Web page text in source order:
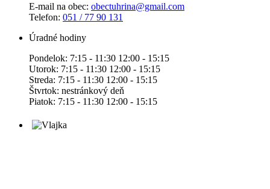
E-mail na obec: obectuhrina@gmail.com
Telefon: 051 / 77 90 131
Úradné hodiny
Pondelok: 7:15 - 11:30 12:00 - 15:15
Utorok: 7:15 - 11:30 12:00 - 15:15
Streda: 7:15 - 11:30 12:00 - 15:15
Štvrtok: nestránkový deň
Piatok: 7:15 - 11:30 12:00 - 15:15